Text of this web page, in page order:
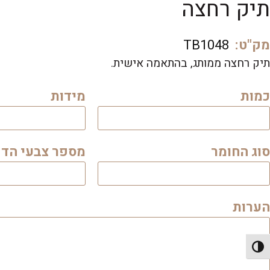
הפעל/כבה ניגודיות גבוהה
תיק רחצה
מק"ט: TB1048
תיק רחצה ממותג, בהתאמה אישית.
כמות מידות
סוג החומר מספר צבעי
הערות